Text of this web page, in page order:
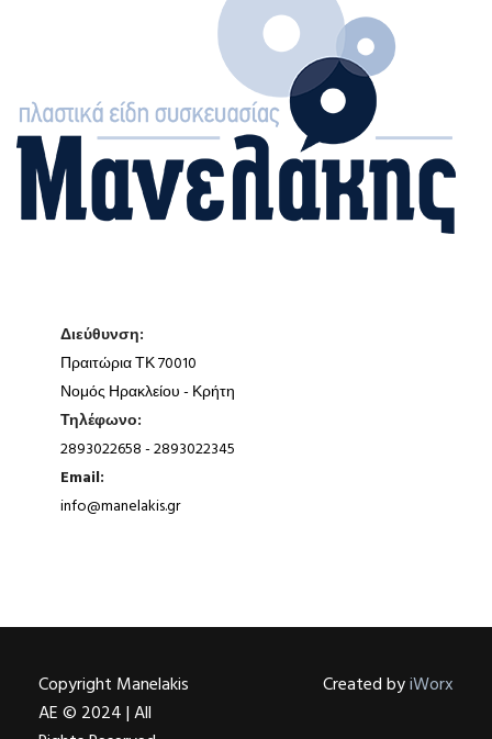
Διεύθυνση:
Πραιτώρια ΤΚ 70010
Νομός Ηρακλείου - Κρήτη
Τηλέφωνο:
2893022658 - 2893022345
Email:
info@manelakis.gr
Copyright Manelakis
AE © 2024 | All
Created byiWorx